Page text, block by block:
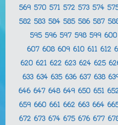
569 570 571 572 573 574
582 583 584 585 586 587
595 596 597 598 599 600
607 608 609 610 611 612
620 621 622 623 624 625
633 634 635 636 637 638
646 647 648 649 650 651
659 660 661 662 663 664
672 673 674 675 676 677